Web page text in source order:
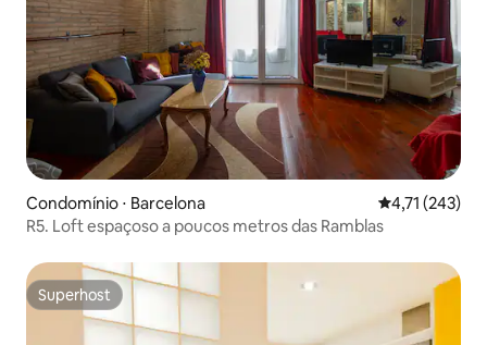
Condomínio ⋅ Barcelona 4,71 de uma
4,71 (243)
R5. Loft espaçoso a poucos metros das Ramblas
Superhost
Superhost